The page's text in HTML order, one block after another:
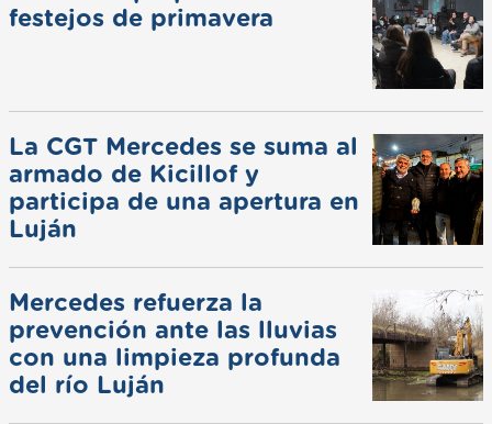
festejos de primavera
La CGT Mercedes se suma al
armado de Kicillof y
participa de una apertura en
Luján
Mercedes refuerza la
prevención ante las lluvias
con una limpieza profunda
del río Luján